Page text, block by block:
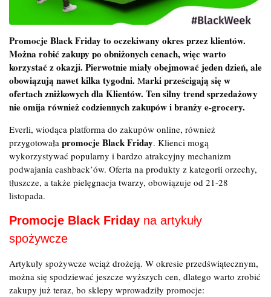
Promocje Black Friday to oczekiwany okres przez klientów.
Można robić zakupy po obniżonych cenach, więc warto
korzystać z okazji. Pierwotnie miały obejmować jeden dzień, ale
obowiązują nawet kilka tygodni. Marki prześcigają się w
ofertach zniżkowych dla Klientów. Ten silny trend sprzedażowy
nie omija również codziennych zakupów i branży e-grocery.
Everli, wiodąca platforma do zakupów online, również
przygotowała promocje Black Friday. Klienci mogą
wykorzystywać popularny i bardzo atrakcyjny mechanizm
podwajania cashback’ów. Oferta na produkty z kategorii orzechy,
tłuszcze, a także pielęgnacja twarzy, obowiązuje od 21-28
listopada.
Promocje Black Friday na artykuły
spożywcze
Artykuły spożywcze wciąż drożeją. W okresie przedświątecznym,
można się spodziewać jeszcze wyższych cen, dlatego warto zrobić
zakupy już teraz, bo sklepy wprowadziły promocje: